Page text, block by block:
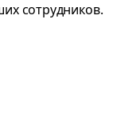
сотрудников.